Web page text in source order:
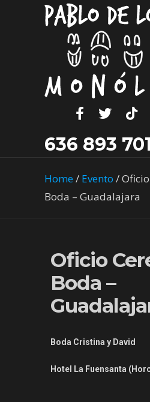
636 893 701
Home/ Evento /
Boda – Guadalajara
Oficio
Boda –
Boda Cristina y David
Hotel La Fuensanta